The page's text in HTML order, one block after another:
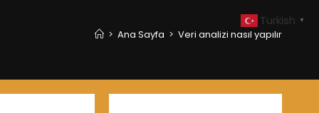
> Ana Sayfa > Veri analizi nasıl yapılır
Turkish ▼